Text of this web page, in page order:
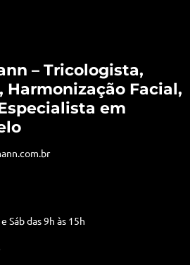
– Tricologista,
Harmonização Facial,
em
Sáb das 9h às 15h